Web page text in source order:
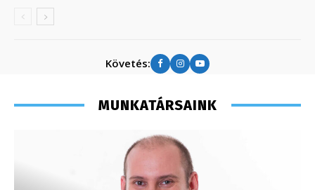
Követés:
MUNKATÁRSAINK